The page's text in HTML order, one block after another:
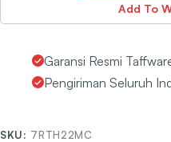
Add To
Garansi Resmi
Pengiriman Seluruh
SKU: 7RTH22MC